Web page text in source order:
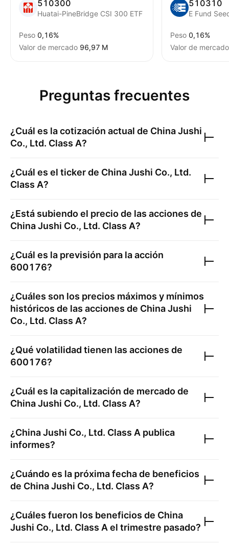
510300
Huatai-PineBridge CSI 300 ETF
Peso 0,16%
Valor de mercado ‪96,97 M‬
510310
E Fund
Peso 0,16%
Valor de mercado
Preguntas frecuentes
¿Cuál es la cotización actual de China Jushi
Co., Ltd. Class A?
¿Cuál es el ticker de China Jushi Co., Ltd.
Class A?
¿Está subiendo el precio de las acciones de
China Jushi Co., Ltd. Class A?
¿Cuál es la previsión para la acción
600176?
¿Cuáles son los precios máximos y mínimos
históricos de las acciones de China Jushi
Co., Ltd. Class A?
¿Qué volatilidad tienen las acciones de
600176?
¿Cuál es la capitalización de mercado de
China Jushi Co., Ltd. Class A?
¿China Jushi Co., Ltd. Class A publica
informes?
¿Cuándo es la próxima fecha de beneficios
de China Jushi Co., Ltd. Class A?
¿Cuáles fueron los beneficios de China
Jushi Co., Ltd. Class A el trimestre pasado?